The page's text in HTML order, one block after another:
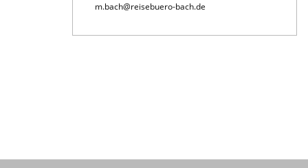
m.bach@reisebuero-bach.de